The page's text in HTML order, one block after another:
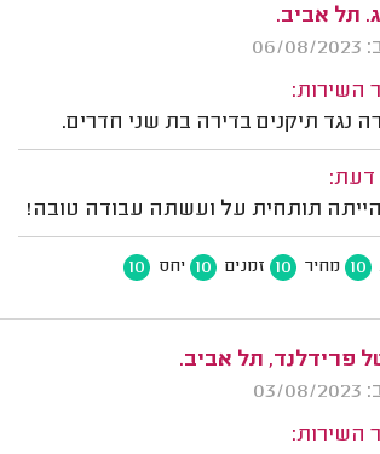
תל אביב.
השירות:
נגד תיקנים בדירה בת שני חדרים.
דעת:
תותחית על ועשתה עבודה טובה!
10 מחיר 10 זמנים 10 יחס 10
פרידלנד, תל אביב.
השירות: